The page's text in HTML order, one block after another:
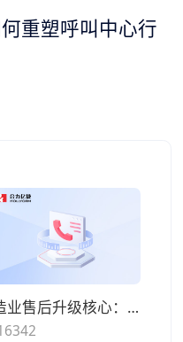
重塑呼叫中心行
制造业售后升级核心：处理复杂设备报修的400热线智能语音机器人，百强制造企业都在选的